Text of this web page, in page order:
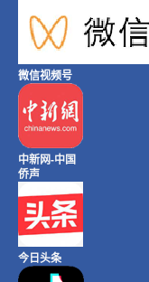
微信视频号
中新网-中国
侨声
今日头条